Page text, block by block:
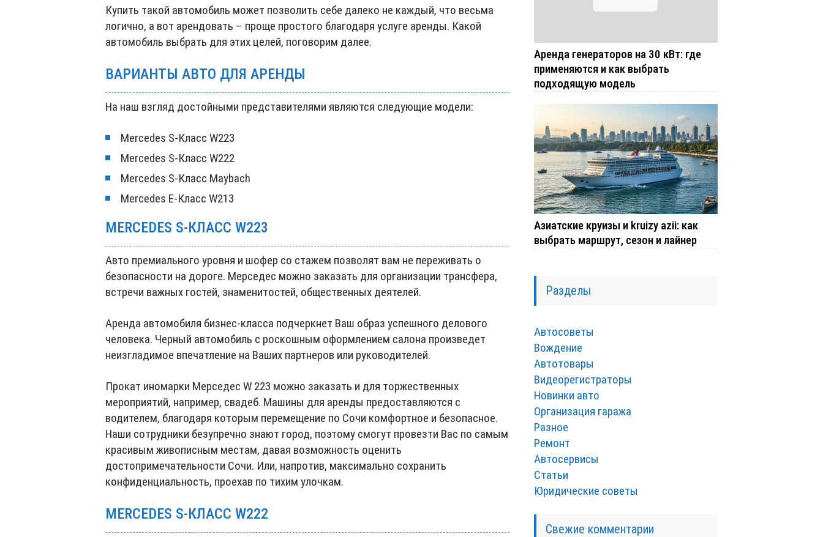
Купить такой автомобиль может позволить себе далеко не каждый, что весьма
логично, а вот арендовать – проще простого благодаря услуге аренды. Какой
автомобиль выбрать для этих целей, поговорим далее.
ВАРИАНТЫ АВТО ДЛЯ АРЕНДЫ
На наш взгляд достойными представителями являются следующие модели:
Mercedes S‑Класс W223
Mercedes S‑Класс W222
Mercedes S‑Класс Maybach
Mercedes E‑Класс W213
MERCEDES S‑КЛАСС W223
Авто премиального уровня и шофер со стажем позволят вам не переживать о
безопасности на дороге. Мерседес можно заказать для организации трансфера,
встречи важных гостей, знаменитостей, общественных деятелей.
Аренда автомобиля бизнес-класса подчеркнет Ваш образ успешного делового
человека. Черный автомобиль с роскошным оформлением салона произведет
неизгладимое впечатление на Ваших партнеров или руководителей.
Прокат иномарки Мерседес W 223 можно заказать и для торжественных
мероприятий, например, свадеб. Машины для аренды предоставляются с
водителем, благодаря которым перемещение по Сочи комфортное и безопасное.
Наши сотрудники безупречно знают город, поэтому смогут провезти Вас по самым
красивым живописным местам, давая возможность оценить
достопримечательности Сочи. Или, напротив, максимально сохранить
конфиденциальность, проехав по тихим улочкам.
MERCEDES S‑КЛАСС W222
Аренда генераторов на 30 кВт: где
применяются и как выбрать
подходящую модель
Азиатские круизы и kruizy azii: как
выбрать маршрут, сезон и лайнер
Разделы
Автосоветы
Вождение
Автотовары
Видеорегистраторы
Новинки авто
Организация гаража
Разное
Ремонт
Автосервисы
Статьи
Юридические советы
Свежие комментарии